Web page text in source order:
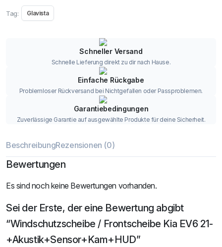
Tag: Glavista
Schneller Versand
Schnelle Lieferung direkt zu dir nach Hause.
Einfache Rückgabe
Problemloser Rückversand bei Nichtgefallen oder Passproblemen.
Garantiebedingungen
Zuverlässige Garantie auf ausgewählte Produkte für deine Sicherheit.
BeschreibungRezensionen (0)
Bewertungen
Es sind noch keine Bewertungen vorhanden.
Sei der Erste, der eine Bewertung abgibt
“Windschutzscheibe / Frontscheibe Kia EV6 21-
+Akustik+Sensor+Kam+HUD”